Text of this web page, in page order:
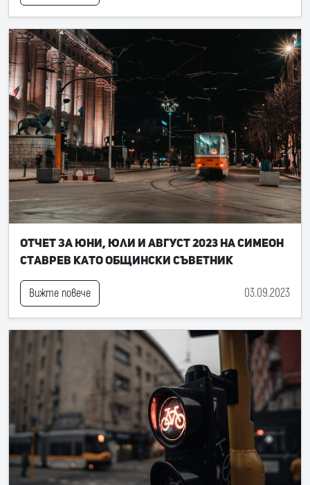
Отчет за юни, юли и август 2023 на Симеон
Ставрев като общински съветник
Вижте повече 03.09.2023